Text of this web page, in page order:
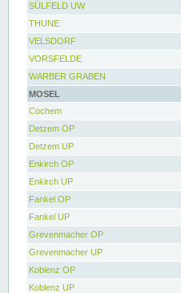
SÜLFELD UW
THUNE
VELSDORF
VORSFELDE
WARBER GRABEN
MOSEL
Cochem
Detzem OP
Detzem UP
Enkirch OP
Enkirch UP
Fankel OP
Fankel UP
Grevenmacher OP
Grevenmacher UP
Koblenz OP
Koblenz UP